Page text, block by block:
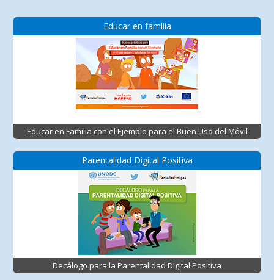
Educar en familia
Educar en Familia con el Ejemplo para el Buen Uso del Móvil
Parentalidad Digital Positiva
Decálogo para la Parentalidad Digital Positiva